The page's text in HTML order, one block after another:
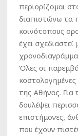
περιορίζομαι
διαπιστώνω τα
κοινότοπους
έχει σχεδιαστεί
Όλες οι
κοστολογημένες
της Αθήνας. Για
δουλέψει
επιστήμονες,
που έχουν